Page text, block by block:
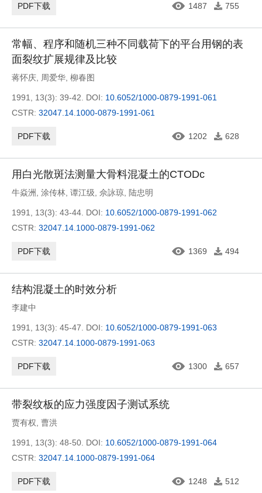
PDF下载 1487 755
常幅、程序和随机三种不同载荷下的平台用钢的表
面裂纹扩展规律及比较
蒋怀庆 周爱华 柳春图
1991, 13(3): 39-42. DOI: 10.6052/1000-0879-1991-061
CSTR: 32047.14.1000-0879-1991-061
PDF下载 1202 628
用白光散斑法测量大骨料混凝土的CTODc
牛焱洲 涂传林 谭江级 佘詠琼 陆忠明
1991, 13(3): 43-44. DOI: 10.6052/1000-0879-1991-062
CSTR: 32047.14.1000-0879-1991-062
PDF下载 1369 494
结构混凝土的时效分析
李建中
1991, 13(3): 45-47. DOI: 10.6052/1000-0879-1991-063
CSTR: 32047.14.1000-0879-1991-063
PDF下载 1300 657
带裂纹板的应力强度因子测试系统
贾有权 曹洪
1991, 13(3): 48-50. DOI: 10.6052/1000-0879-1991-064
CSTR: 32047.14.1000-0879-1991-064
PDF下载 1248 512